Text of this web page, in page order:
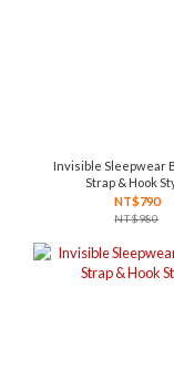
Invisible Sleepwear
Strap & Hook
NT$790
NT$980